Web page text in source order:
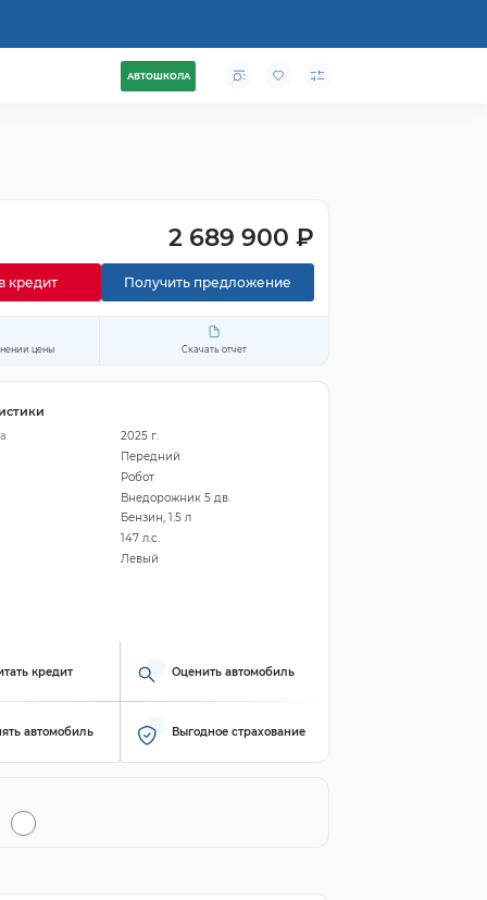
АВТОШКОЛА
2 689 900 ₽
кредит Получить предложение
цены Скачать отчет
2025 г.
Передний
Робот
Внедорожник 5 дв.
Бензин, 1.5 л
147 л.с.
Левый
кредит Оценить автомобиль
автомобиль Выгодное страхование